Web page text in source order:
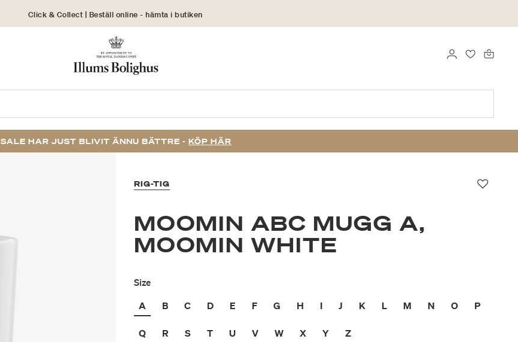
Click & Collect | Beställ online - hämta i butiken
30 dagars returrätt
FAVORITER
LOGGA IN
SALE HAR JUST BLIVIT ÄNNU BÄTTRE - KÖP HÄR
RIG-TIG
MOOMIN ABC MUGG A,
MOOMIN WHITE
Size
A
B C D E F G H I J K L M N O P
Q R S T U V W X Y Z